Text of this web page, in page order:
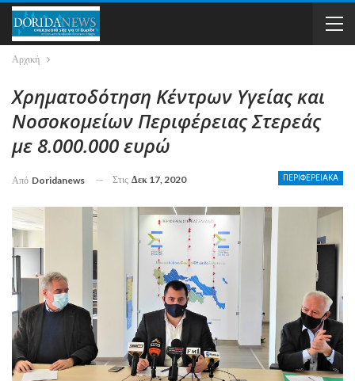
Αρχική
Χρηματοδότηση Κέντρων Υγείας και
Νοσοκομείων Περιφέρειας Στερεάς
με 8.000.000 ευρώ
ΠΕΡΙΦΕΡΕΙΑΚΑ
Από Doridanews Στις Δεκ 17, 2020